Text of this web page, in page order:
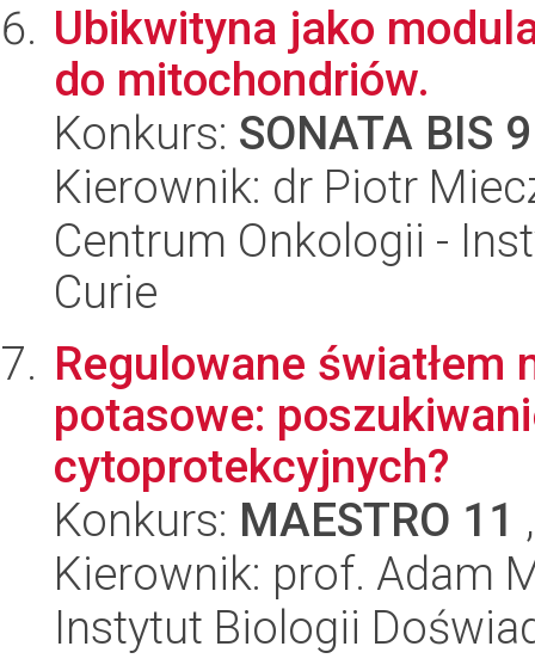
Ubikwityna jako
do mitochondriów.
Konkurs: SONATA BIS 9
Kierownik: dr Piotr
Centrum Onkologii -
Curie
Regulowane światłem
potasowe:
cytoprotekcyjnych?
Konkurs: MAESTRO 11
Kierownik: prof. Adam
Instytut Biologii